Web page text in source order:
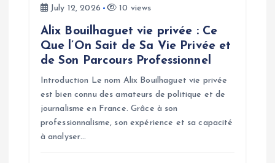
July 12, 2026
10 views
Alix Bouilhaguet vie privée : Ce
Que l’On Sait de Sa Vie Privée et
de Son Parcours Professionnel
Introduction Le nom Alix Bouilhaguet vie privée
est bien connu des amateurs de politique et de
journalisme en France. Grâce à son
professionnalisme, son expérience et sa capacité
à analyser…